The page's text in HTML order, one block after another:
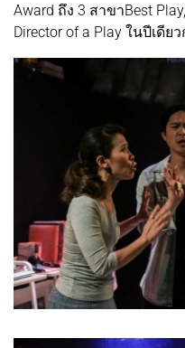
Award ถึง 3 สาขาBest
Director of a Play ในปีเดีย